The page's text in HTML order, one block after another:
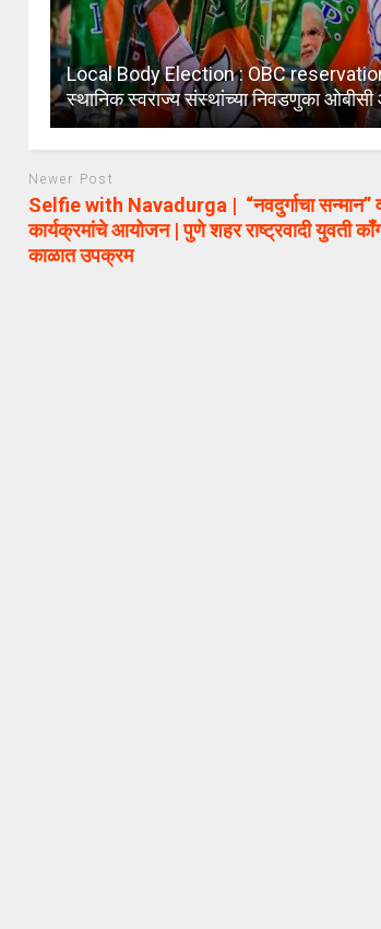
Local Body Election : OBC
स्थानिक स्वराज्य संस्थांच्या निवडणुका ओबीसी
Newer Post
Selfie with Navadurga | “नवदुर्गाचा सन्मान” व
कार्यक्रमांचे आयोजन | पुणे शहर राष्ट्रवादी युवती
काळात उपक्रम